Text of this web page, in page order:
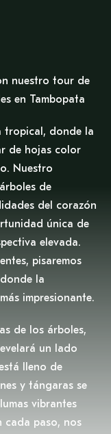
nuestro tour de
en Tambopata
tropical, donde la
de hojas color
Nuestro
de
del corazón
única de
elevada.
pisaremos
la
impresionante.
de los árboles,
un lado
lleno de
y tángaras se
vibrantes
cada paso, nos